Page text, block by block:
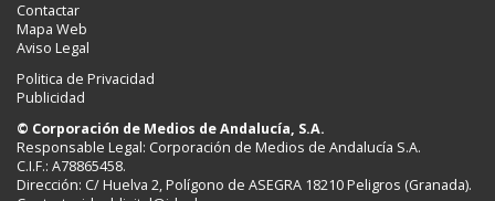
Contactar
Mapa Web
Aviso Legal
Politica de Privacidad
Publicidad
© Corporación de Medios de Andalucía, S.A.
Responsable Legal: Corporación de Medios de Andalucía S.A.
C.I.F.: A78865458.
Dirección: C/ Huelva 2, Polígono de ASEGRA 18210 Peligros (Granada).